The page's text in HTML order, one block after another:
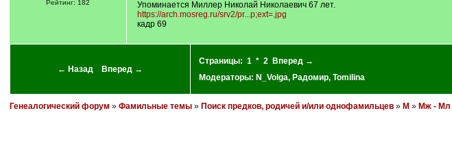
Рейтинг: 182
Упоминается Миллер Николай Николаевич 67 лет.
https://arch.mosreg.ru/srv2/pr...p;ext=.jpg
кадр 69
← Назад Вперед →
Страницы: 1 * 2
Вперед →
Модераторы: N_Volga, Радомир, Tomilina
Генеалогический форум » Фамильные темы» Поиск предков, родичей и/или однофамильцев» М » Мж - Мл